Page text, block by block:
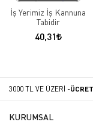
İş Yerimiz İş Kannuna
Tabidir
40,31
3000 TL VE ÜZERİ -
KURUMSAL